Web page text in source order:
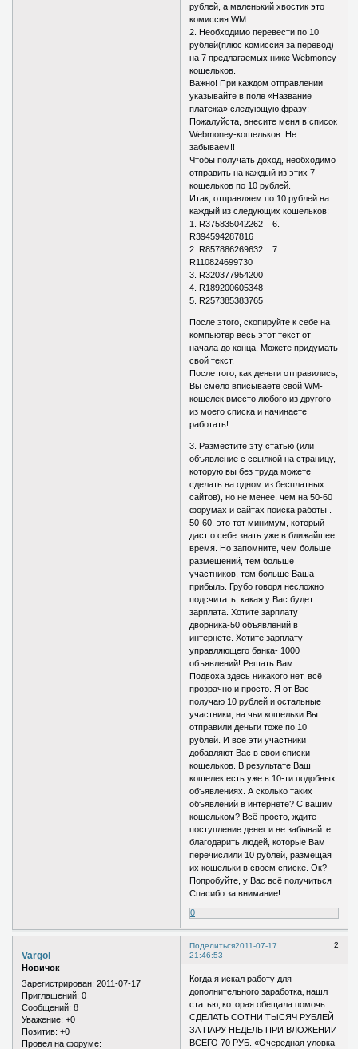
рублей, а маленький хвостик это
комиссия WM.
2. Необходимо перевести по 10
рублей(плюс комиссия за перевод)
на 7 предлагаемых ниже Webmoney
кошельков.
Важно! При каждом отправлении
указывайте в поле «Название
платежа» следующую фразу:
Пожалуйста, внесите меня в список
Webmoney-кошельков. Не
забываем!!
Чтобы получать доход, необходимо
отправить на каждый из этих 7
кошельков по 10 рублей.
Итак, отправляем по 10 рублей на
каждый из следующих кошельков:
1. R375835042262 6.
R394594287816
2. R857886269632 7.
R110824699730
3. R320377954200
4. R189200605348
5. R257385383765
После этого, скопируйте к себе на
компьютер весь этот текст от
начала до конца. Можете придумать
свой текст.
После того, как деньги отправились,
Вы смело вписываете свой WM-
кошелек вместо любого из другого
из моего списка и начинаете
работать!
3. Разместите эту статью (или
объявление с ссылкой на страницу,
которую вы без труда можете
сделать на одном из бесплатных
сайтов), но не менее, чем на 50-60
форумах и сайтах поиска работы .
50-60, это тот минимум, который
даст о себе знать уже в ближайшее
время. Но запомните, чем больше
размещений, тем больше
участников, тем больше Ваша
прибыль. Грубо говоря несложно
подсчитать, какая у Вас будет
зарплата. Хотите зарплату
дворника-50 объявлений в
интернете. Хотите зарплату
управляющего банка- 1000
объявлений! Решать Вам.
Подвоха здесь никакого нет, всё
прозрачно и просто. Я от Вас
получаю 10 рублей и остальные
участники, на чьи кошельки Вы
отправили деньги тоже по 10
рублей. И все эти участники
добавляют Вас в свои списки
кошельков. В результате Ваш
кошелек есть уже в 10-ти подобных
объявлениях. А сколько таких
объявлений в интернете? С вашим
кошельком? Всё просто, ждите
поступление денег и не забывайте
благодарить людей, которые Вам
перечислили 10 рублей, размещая
их кошельки в своем списке. Ок?
Попробуйте, у Вас всё получиться
Спасибо за внимание!
0
Поделиться 2
2011-07-17
21:46:53
Vargol
Новичок
Зарегистрирован: 2011-07-17
Приглашений: 0
Сообщений: 8
Уважение: +0
Позитив: +0
Провел на форуме:
Когда я искал работу для
дополнительного заработка‚ нашл
статью‚ которая обещала помочь
СДЕЛАТЬ СОТНИ ТЫСЯЧ РУБЛЕЙ
ЗА ПАРУ НЕДЕЛЬ ПРИ ВЛОЖЕНИИ
ВСЕГО 70 РУБ. «Очередная уловка